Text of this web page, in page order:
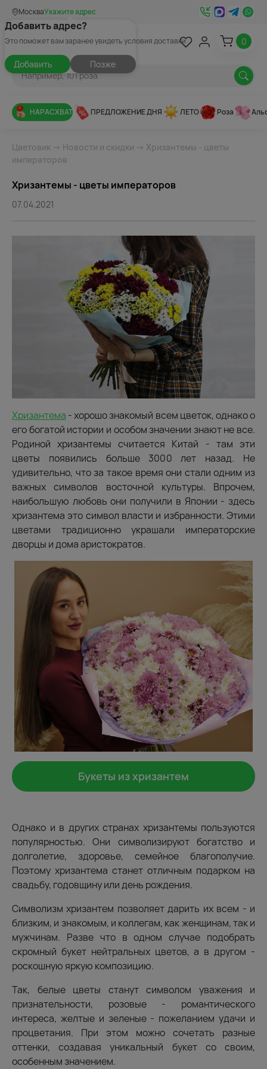
МоскваУкажите адрес
Добавить адрес?
Это поможет вам заранее увидеть условия доставки
Добавить Позже
0
НАРАСХВАТ ПРЕДЛОЖЕНИЕ ДНЯ ЛЕТО Роза
Цветовик → Новости и скидки → Хризантемы - цветы
императоров
Хризантемы - цветы императоров
07.04.2021
Хризантема - хорошо знакомый всем цветок, однако о
его богатой истории и особом значении знают не все.
Родиной хризантемы считается Китай - там эти
цветы появились больше 3000 лет назад. Не
удивительно, что за такое время они стали одним из
важных символов восточной культуры. Впрочем,
наибольшую любовь они получили в Японии - здесь
хризантема это символ власти и избранности. Этими
цветами традиционно украшали императорские
дворцы и дома аристократов.
Букеты из хризантем
Однако и в других странах хризантемы пользуются
популярностью. Они символизируют богатство и
долголетие, здоровье, семейное благополучие.
Поэтому хризантема станет отличным подарком на
свадьбу, годовщину или день рождения.
Символизм хризантем позволяет дарить их всем - и
близким, и знакомым, и коллегам, как женщинам, так и
мужчинам. Разве что в одном случае подобрать
скромный букет нейтральных цветов, а в другом -
роскошную яркую композицию.
Так, белые цветы станут символом уважения и
признательности, розовые - романтического
интереса, желтые и зеленые - пожеланием удачи и
процветания. При этом можно сочетать разные
оттенки, создавая уникальный букет со своим,
особенным значением.